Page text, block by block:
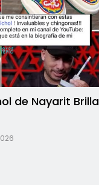
de Nayarit Brilla